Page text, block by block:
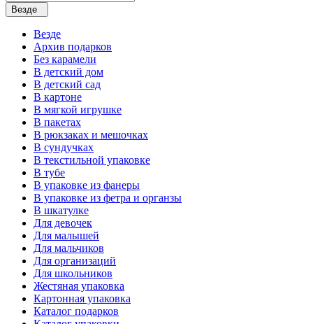
Везде
Везде
Архив подарков
Без карамели
В детский дом
В детский сад
В картоне
В мягкой игрушке
В пакетах
В рюкзаках и мешочках
В сундучках
В текстильной упаковке
В тубе
В упаковке из фанеры
В упаковке из фетра и органзы
В шкатулке
Для девочек
Для малышей
Для мальчиков
Для организаций
Для школьников
Жестяная упаковка
Картонная упаковка
Каталог подарков